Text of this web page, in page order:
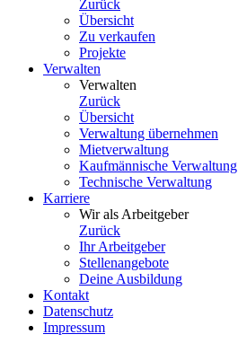
Zurück
Übersicht
Zu verkaufen
Projekte
Verwalten
Verwalten
Zurück
Übersicht
Verwaltung übernehmen
Mietverwaltung
Kaufmännische Verwaltung
Technische Verwaltung
Karriere
Wir als Arbeitgeber
Zurück
Ihr Arbeitgeber
Stellenangebote
Deine Ausbildung
Kontakt
Datenschutz
Impressum